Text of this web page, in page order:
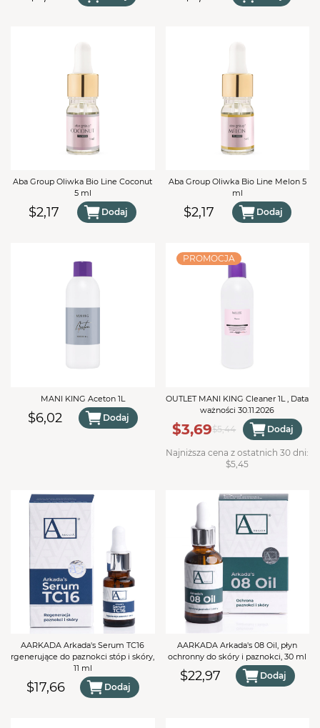
Aba Group Oliwka Bio Line Coconut
5 ml
$2,17 Dodaj
Aba Group Oliwka Bio Line Melon 5
ml
$2,17 Dodaj
MANI KING Aceton 1L
$6,02 Dodaj
PROMOCJA
OUTLET MANI KING Cleaner 1L , Data
ważności 30.11.2026
$3,69$5,44 Dodaj
Najniższa cena z ostatnich 30 dni:
$5,45
AARKADA Arkada's Serum TC16
rgenerujące do paznokci stóp i skóry,
11 ml
$17,66 Dodaj
AARKADA Arkada's 08 Oil, płyn
ochronny do skóry i paznokci, 30 ml
$22,97 Dodaj